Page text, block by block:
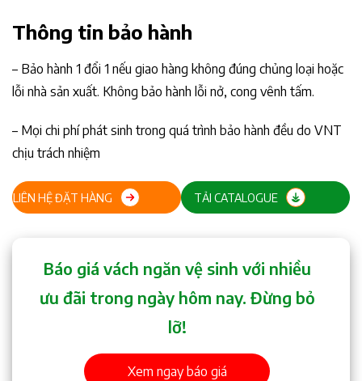
Thông tin bảo hành
– Bảo hành 1 đổi 1 nếu giao hàng không đúng chủng loại hoặc
lỗi nhà sản xuất. Không bảo hành lỗi nở, cong vênh tấm.
– Mọi chi phí phát sinh trong quá trình bảo hành đều do VNT
chịu trách nhiệm
LIÊN HỆ ĐẶT HÀNG TẢI CATALOGUE
Báo giá vách ngăn vệ sinh với nhiều
ưu đãi trong ngày hôm nay. Đừng bỏ
lỡ!
Xem ngay báo giá